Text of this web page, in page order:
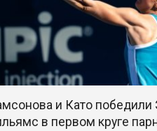
и Като победили
в первом круге